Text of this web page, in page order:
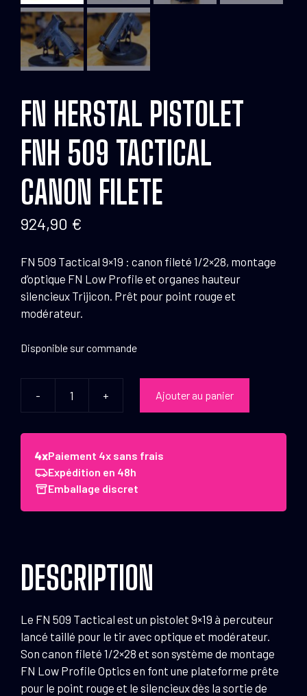
FN HERSTAL PISTOLET
FNH 509 TACTICAL
CANON FILETE
924,90 €
FN 509 Tactical 9×19 : canon fileté 1/2×28, montage
d’optique FN Low Profile et organes hauteur
silencieux Trijicon. Prêt pour point rouge et
modérateur.
Disponible sur commande
-
quantité
FN
Herstal
Pistolet
FNH
+ Ajouter au panier
Paiement 4x sans frais
Expédition en 48h
Emballage discret
DESCRIPTION
Le FN 509 Tactical est un pistolet 9×19 à percuteur
lancé taillé pour le tir avec optique et modérateur.
Son canon fileté 1/2×28 et son système de montage
FN Low Profile Optics en font une plateforme prête
pour le point rouge et le silencieux dès la sortie de